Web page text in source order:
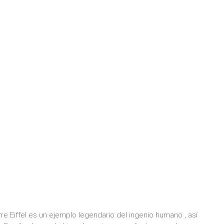
Eiffel es un ejemplo legendario del ingenio humano , así